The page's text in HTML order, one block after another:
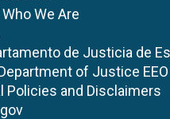
Who We Are
de Justicia de
of Justice
Policies and Disclaimers